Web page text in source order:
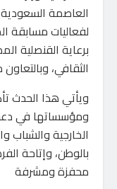
العاصمة
لفعاليات مسابقة
برعاية القنصلية
الثقافي،
ويأتي هذا الحدث
ومؤسساتها في دعم
الخارجية والشباب
بالوطن، وإتاحة
محفزة ومشرفة